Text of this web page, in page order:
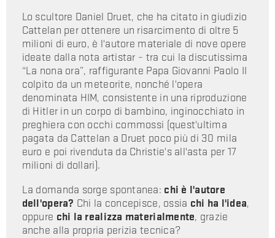
Lo scultore Daniel Druet, che ha citato in giudizio
Cattelan per ottenere un risarcimento di oltre 5
milioni di euro, è l'autore materiale di nove opere
ideate dalla nota artistar – tra cui la discutissima
“La nona ora”, raffigurante Papa Giovanni Paolo II
colpito da un meteorite, nonché l'opera
denominata HIM, consistente in una riproduzione
di Hitler in un corpo di bambino, inginocchiato in
preghiera con occhi commossi (quest'ultima
pagata da Cattelan a Druet poco più di 30 mila
euro e poi rivenduta da Christie's all'asta per 17
milioni di dollari).
La domanda sorge spontanea: chi è l'autore
dell'opera? Chi la concepisce, ossia chi ha l'idea,
oppure chi la realizza materialmente, grazie
anche alla propria perizia tecnica?